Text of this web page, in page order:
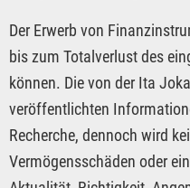
Der Erwerb von
bis zum Totalverlust des
können. Die von der Ita
veröffentlichten
Recherche, dennoch wird
Vermögensschäden oder